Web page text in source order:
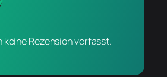
keine Rezension verfasst.